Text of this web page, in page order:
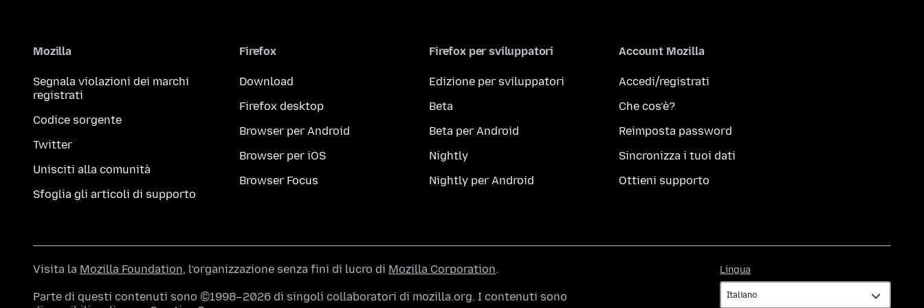
Mozilla
Segnala violazioni dei marchi
registrati
Codice sorgente
Twitter
Unisciti alla comunità
Sfoglia gli articoli di supporto
Firefox
Download
Firefox desktop
Browser per Android
Browser per iOS
Browser Focus
Firefox per sviluppatori
Edizione per sviluppatori
Beta
Beta per Android
Nightly
Nightly per Android
Account Mozilla
Accedi/registrati
Che cos’è?
Reimposta password
Sincronizza i tuoi dati
Ottieni supporto
Lingua
Visita la Mozilla Foundation, l’organizzazione senza fini di lucro di Mozilla Corporation.
Parte di questi contenuti sono ©1998–2026 di singoli collaboratori di mozilla.org. I contenuti sono